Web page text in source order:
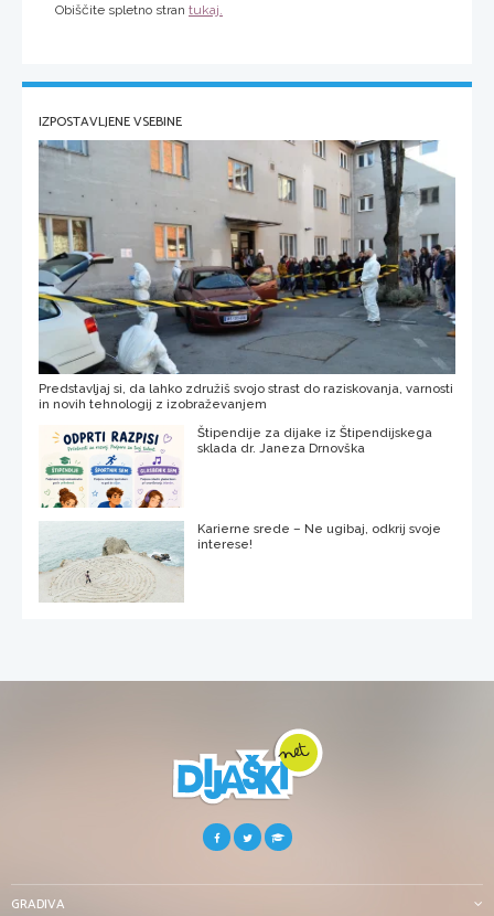
Obiščite spletno stran tukaj.
IZPOSTAVLJENE VSEBINE
Predstavljaj si, da lahko združiš svojo strast do raziskovanja, varnosti
in novih tehnologij z izobraževanjem
Štipendije za dijake iz Štipendijskega
sklada dr. Janeza Drnovška
Karierne srede – Ne ugibaj, odkrij svoje
interese!
GRADIVA